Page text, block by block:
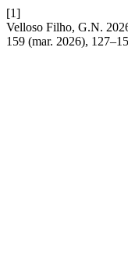
[1]
Velloso Filho, G.N.
159 (mar. 2026),